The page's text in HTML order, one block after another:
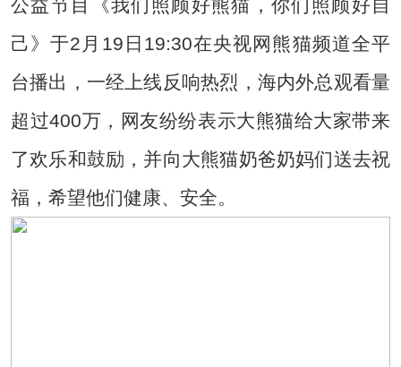
公益节目《我们照顾好熊猫，你们照顾好自
己》于2月19日19:30在央视网熊猫频道全平
台播出，一经上线反响热烈，海内外总观看量
超过400万，网友纷纷表示大熊猫给大家带来
了欢乐和鼓励，并向大熊猫奶爸奶妈们送去祝
福，希望他们健康、安全。